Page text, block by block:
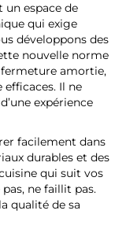
un espace de
qui exige
développons des
nouvelle norme
fermeture amortie,
efficaces. Il ne
expérience
facilement dans
durables et des
qui suit vos
ne faillit pas.
qualité de sa